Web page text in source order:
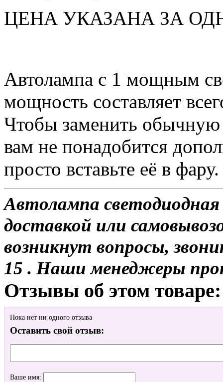
ЦЕНА УКАЗАНА ЗА
Автолампа с 1 мощным
мощность составляет
Чтобы заменить
вам не понадобится
просто вставьте её в фару.
Автолампа
доставкой или
возникнут вопросы,
15 . Наши менеджеры
Отзывы об этом товаре:
Пока нет ни одного отзыва
Оставить свой отзыв:
Ваше имя: